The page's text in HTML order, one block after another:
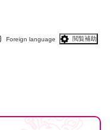
Foreign language 閲覧補助